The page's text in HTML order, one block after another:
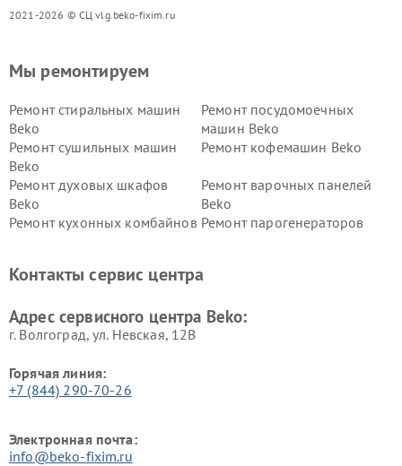
2021-2026 © СЦ vlg.beko-fixim.ru
Мы ремонтируем
Ремонт стиральных машин
Beko
Ремонт посудомоечных
машин Beko
Ремонт сушильных машин
Beko
Ремонт кофемашин Beko
Ремонт духовых шкафов
Beko
Ремонт варочных панелей
Beko
Ремонт кухонных комбайнов Ремонт парогенераторов
Ремонт холодильников Beko Ремонт морозильных камер
Контакты сервис центра
Адрес сервисного центра Beko:
г. Волгоград, ул. Невская, 12В
Горячая линия:
+7 (844) 290-70-26
Электронная почта:
info@beko-fixim.ru